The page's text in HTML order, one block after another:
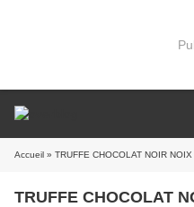
Accueil » TRUFFE CHOCOLAT NOIR
TRUFFE CHOCOLAT